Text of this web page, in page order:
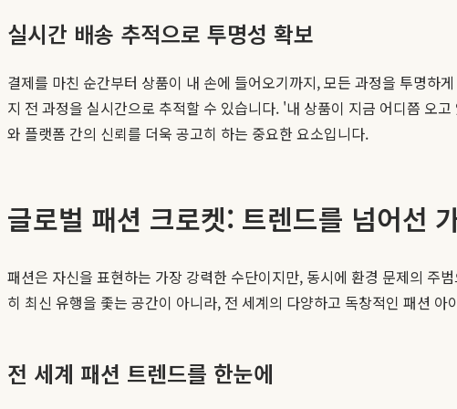
실시간 배송 추적으로 투명성 확보
결제를 마친 순간부터 상품이 내 손에 들어오기까지, 모든 과정을 투명하
지 전 과정을 실시간으로 추적할 수 있습니다. '내 상품이 지금 어디쯤 오
와 플랫폼 간의 신뢰를 더욱 공고히 하는 중요한 요소입니다.
글로벌 패션 크로켓: 트렌드를 넘어선
패션은 자신을 표현하는 가장 강력한 수단이지만, 동시에 환경 문제의 주
히 최신 유행을 좇는 공간이 아니라, 전 세계의 다양하고 독창적인 패션
전 세계 패션 트렌드를 한눈에